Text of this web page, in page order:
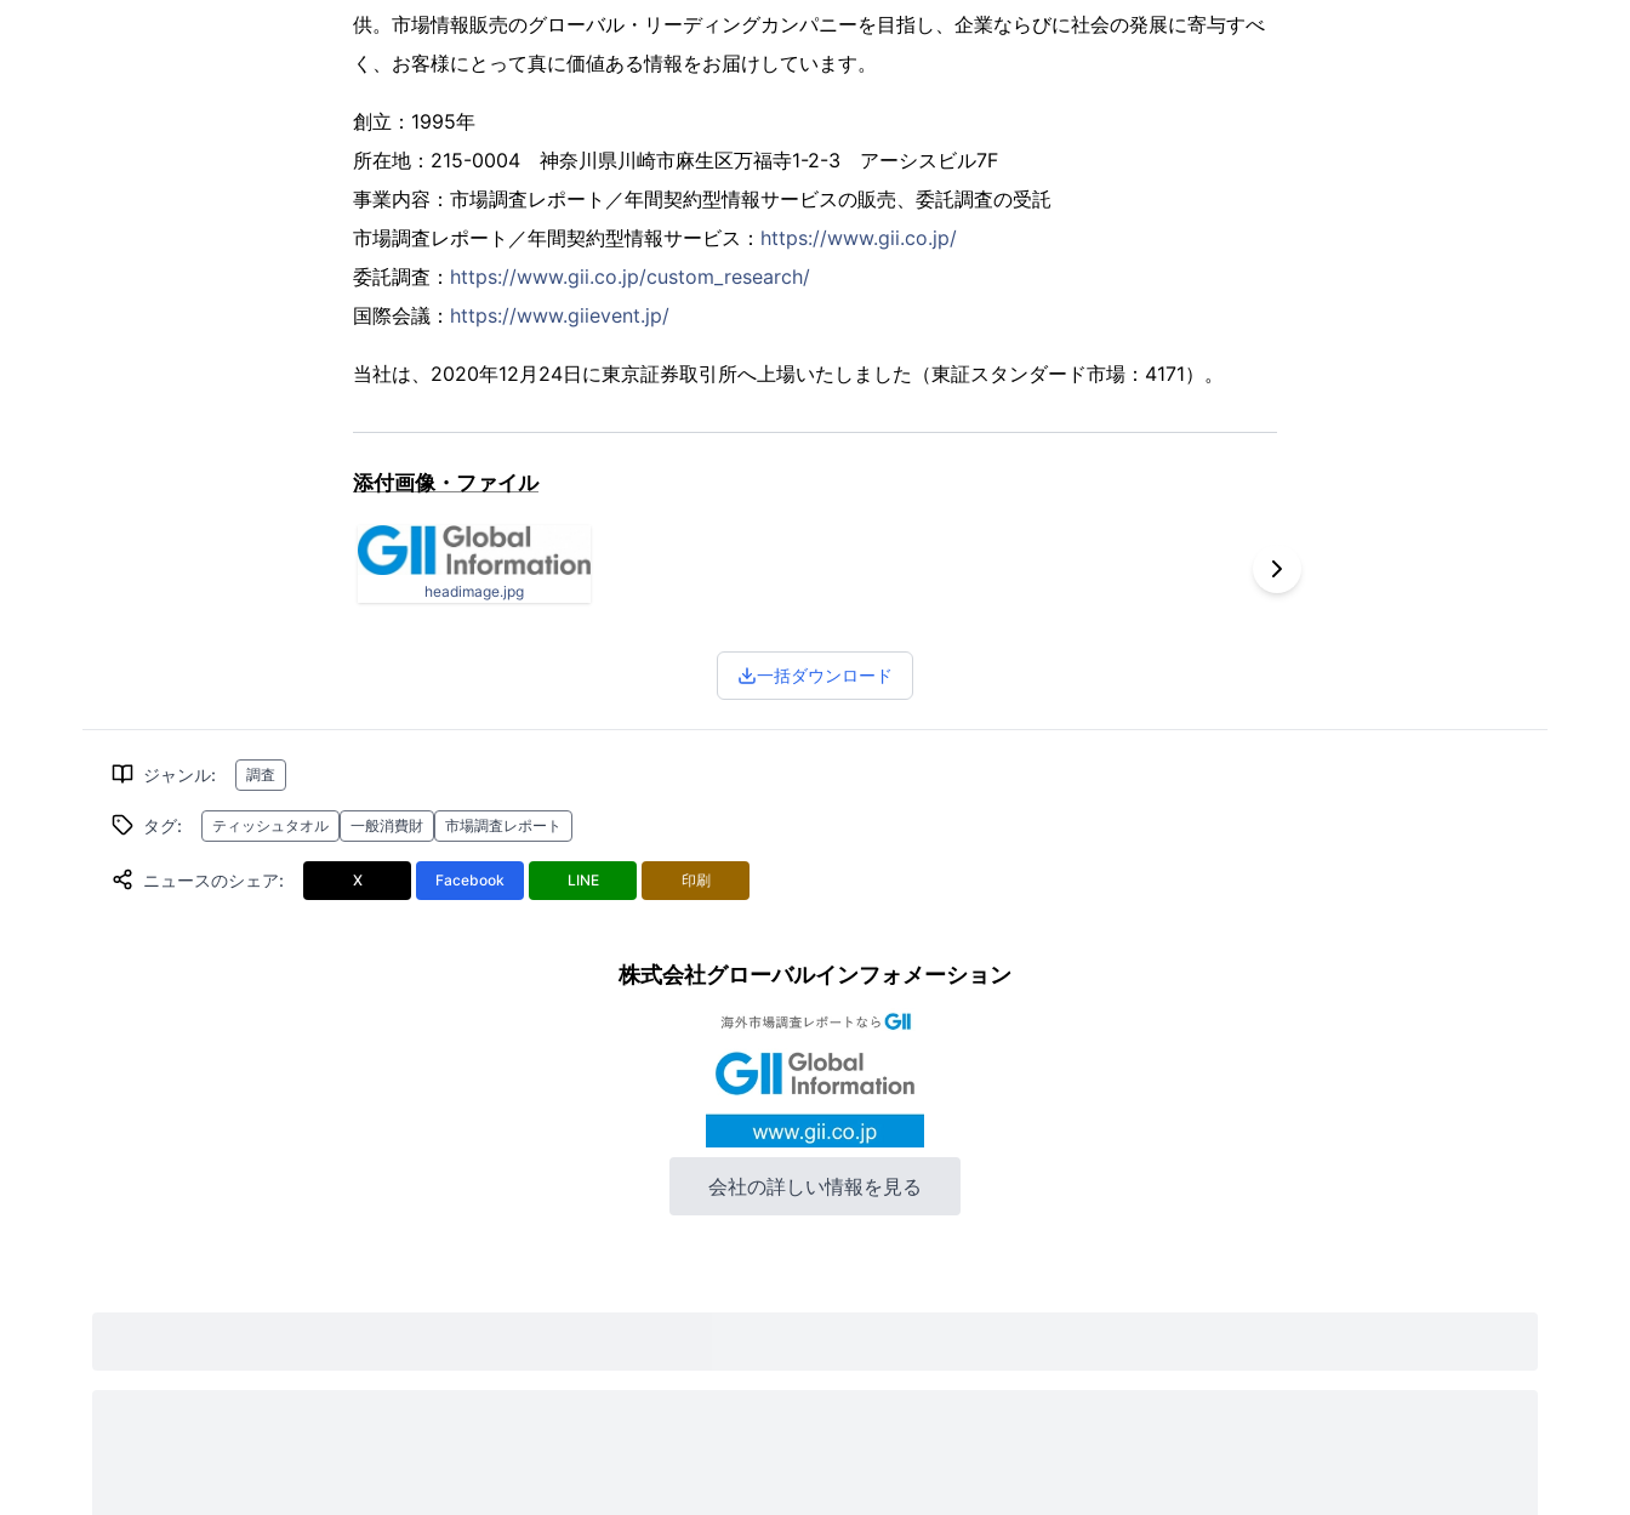
供。市場情報販売のグローバル・リーディングカンパニーを目指し、企業ならびに社会の発展に寄与すべ
く、お客様にとって真に価値ある情報をお届けしています。
創立：1995年
所在地：215-0004 神奈川県川崎市麻生区万福寺1-2-3 アーシスビル7F
事業内容：市場調査レポート／年間契約型情報サービスの販売、委託調査の受託
市場調査レポート／年間契約型情報サービス： https://www.gii.co.jp/
委託調査： https://www.gii.co.jp/custom_research/
国際会議： https://www.giievent.jp/
当社は、2020年12月24日に東京証券取引所へ上場いたしました（東証スタンダード市場：4171）。
添付画像・ファイル
headimage.jpg
一括ダウンロード
ジャンル: 調査
タグ: ティッシュタオル 一般消費財 市場調査レポート
ニュースのシェア: X Facebook LINE 印刷
株式会社グローバルインフォメーション
会社の詳しい情報を見る